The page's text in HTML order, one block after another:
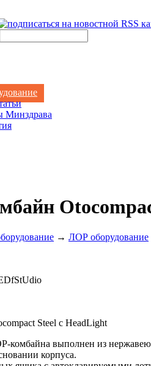
Минздрава
→ ЛОР оборудование
Steel с HeadLight
комбайна выполнен из
корпуса.